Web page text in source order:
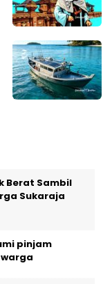
Berat Sambil
Sukaraja
pinjam